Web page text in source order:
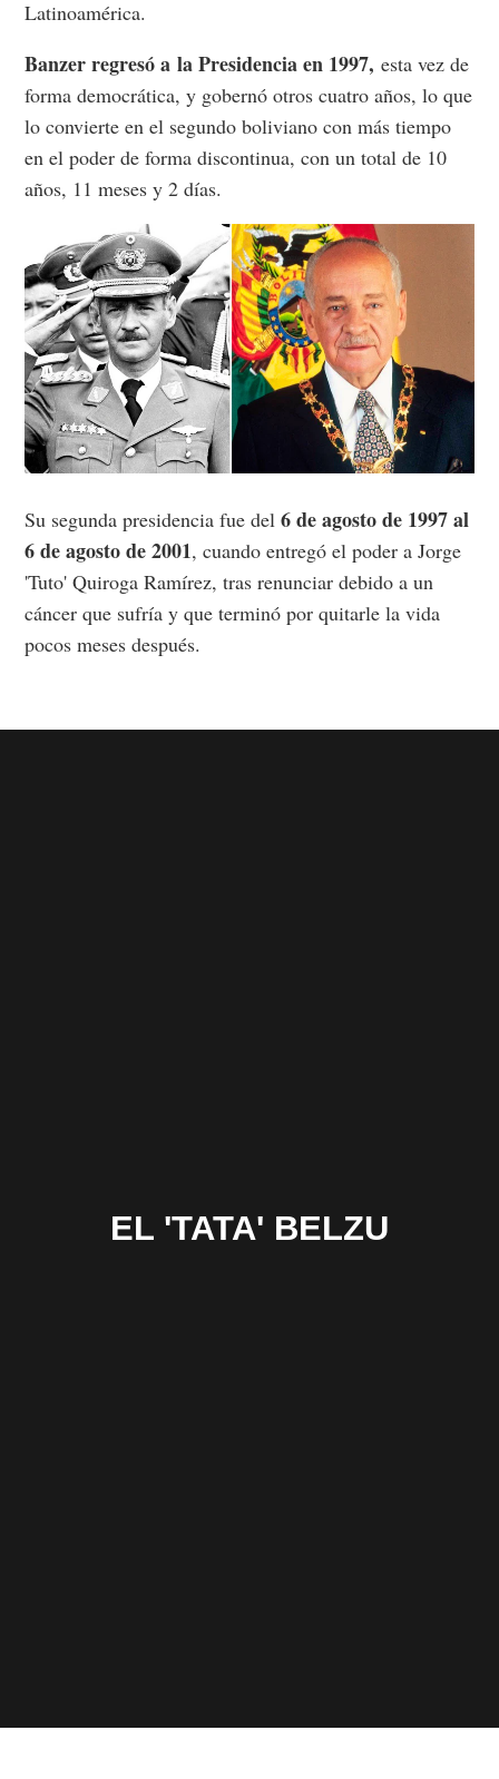
Latinoamérica.
Banzer regresó a la Presidencia en 1997, esta vez de
forma democrática, y gobernó otros cuatro años, lo que
lo convierte en el segundo boliviano con más tiempo
en el poder de forma discontinua, con un total de 10
años, 11 meses y 2 días.
Su segunda presidencia fue del6 de agosto de 1997 al
6 de agosto de 2001, cuando entregó el poder a Jorge
'Tuto' Quiroga Ramírez, tras renunciar debido a un
cáncer que sufría y que terminó por quitarle la vida
pocos meses después.
EL 'TATA' BELZU